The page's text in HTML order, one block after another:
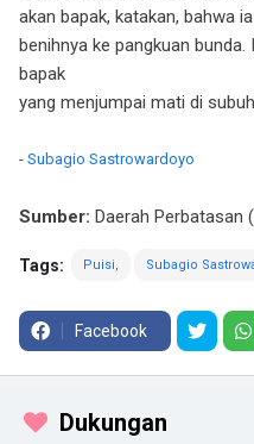
akan bapak, katakan, bahwa
benihnya ke pangkuan
bapak
yang menjumpai mati di
- Subagio Sastrowardoyo
Sumber: Daerah Perbatasan
Tags: Puisi Subagio
Facebook
Dukungan